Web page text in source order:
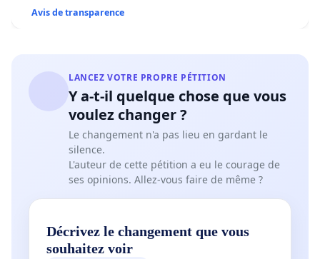
Avis de transparence
LANCEZ VOTRE PROPRE PÉTITION
Y a-t-il quelque chose que vous
voulez changer ?
Le changement n'a pas lieu en gardant le
silence.
L'auteur de cette pétition a eu le courage de
ses opinions. Allez-vous faire de même ?
Décrivez le changement que vous
souhaitez voir